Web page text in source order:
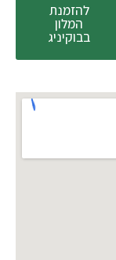
להזמנת
המלון
בבוקיניג